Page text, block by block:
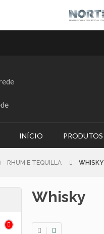
INÍCIO PRODUTOS
RHUM E TEQUILLA WHISKY
Whisky